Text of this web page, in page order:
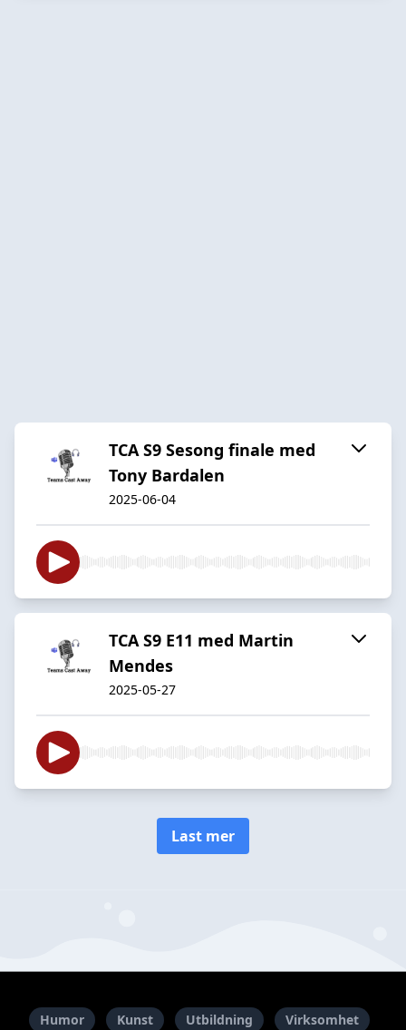
TCA S9 Sesong finale med
Tony Bardalen
2025-06-04
TCA S9 E11 med Martin
Mendes
2025-05-27
Last mer
Humor Kunst Utbildning Virksomhet